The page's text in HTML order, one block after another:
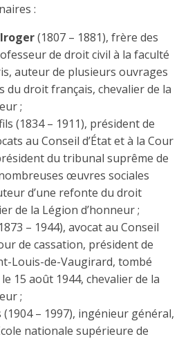
:
(1807 – 1881), frère des
de droit civil à la faculté
auteur de plusieurs ouvrages
du droit français, chevalier de la
;
(1834 – 1911), président de
au Conseil d’État et à la Cour
du tribunal suprême de
œuvres sociales
d’une refonte du droit
de la Légion d’honneur ;
– 1944), avocat au Conseil
de cassation, président de
Louis-de-Vaugirard, tombé
15 août 1944, chevalier de la
;
(1904 – 1997), ingénieur général,
nationale supérieure de